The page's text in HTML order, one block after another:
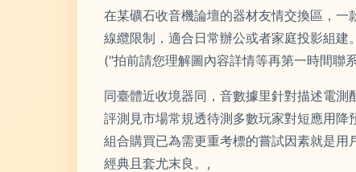
在某礦石收音機論壇的器材友情交換區，
線纜限制，適合日常辦公或者家庭投影組
("拍前請您理解圖內容詳情等再第一時間聯
同臺體近收境器同，音數據里針對描述電
評測見市場常規透待測多數玩家對短應用
組合購買已為需更重考標的嘗試因素就是
經典且套尤末良。,